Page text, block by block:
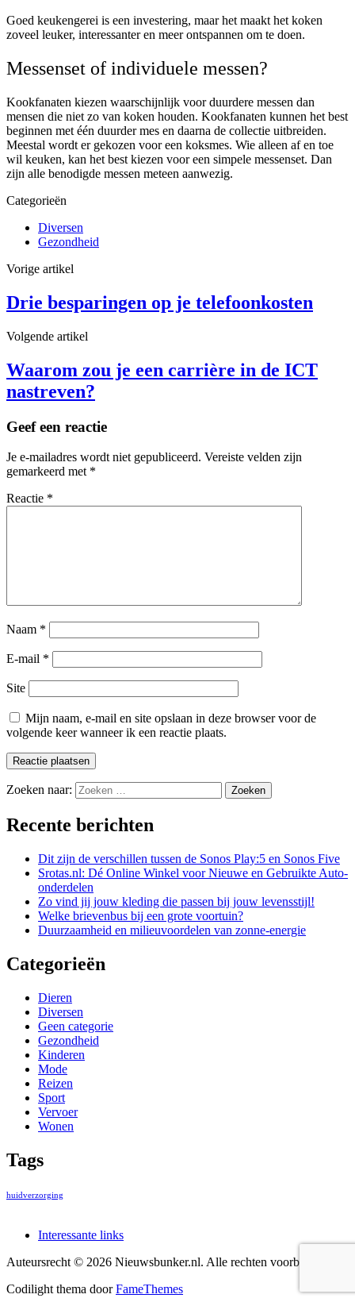
Goed keukengerei is een investering, maar het maakt het koken
zoveel leuker, interessanter en meer ontspannen om te doen.
Messenset of individuele messen?
Kookfanaten kiezen waarschijnlijk voor duurdere messen dan
mensen die niet zo van koken houden. Kookfanaten kunnen het best
beginnen met één duurder mes en daarna de collectie uitbreiden.
Meestal wordt er gekozen voor een koksmes. Wie alleen af en toe
wil keuken, kan het best kiezen voor een simpele messenset. Dan
zijn alle benodigde messen meteen aanwezig.
Categorieën
Diversen
Gezondheid
Vorige artikel
Drie besparingen op je telefoonkosten
Volgende artikel
Waarom zou je een carrière in de ICT
nastreven?
Geef een reactie
Je e-mailadres wordt niet gepubliceerd. Vereiste velden zijn
gemarkeerd met *
Reactie *
Naam *
E-mail *
Site
Mijn naam, e-mail en site opslaan in deze browser voor de
volgende keer wanneer ik een reactie plaats.
Zoeken naar:
Recente berichten
Dit zijn de verschillen tussen de Sonos Play:5 en Sonos Five
Srotas.nl: Dé Online Winkel voor Nieuwe en Gebruikte Auto-
onderdelen
Zo vind jij jouw kleding die passen bij jouw levensstijl!
Welke brievenbus bij een grote voortuin?
Duurzaamheid en milieuvoordelen van zonne-energie
Categorieën
Dieren
Diversen
Geen categorie
Gezondheid
Kinderen
Mode
Reizen
Sport
Vervoer
Wonen
Tags
huidverzorging
Interessante links
Auteursrecht © 2026 Nieuwsbunker.nl. Alle rechten voorbehouden.
Codilight thema doorFameThemes